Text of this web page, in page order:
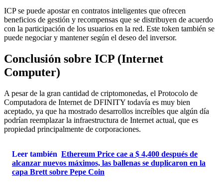
ICP se puede apostar en contratos inteligentes que ofrecen
beneficios de gestión y recompensas que se distribuyen de acuerdo
con la participación de los usuarios en la red. Este token también se
puede negociar y mantener según el deseo del inversor.
Conclusión sobre ICP (Internet
Computer)
A pesar de la gran cantidad de criptomonedas, el Protocolo de
Computadora de Internet de DFINITY todavía es muy bien
aceptado, ya que ha mostrado desarrollos increíbles que algún día
podrían reemplazar la infraestructura de Internet actual, que es
propiedad principalmente de corporaciones.
Leer también Ethereum Price cae a $ 4,400 después de
alcanzar nuevos máximos, las ballenas se duplicaron en la
capa Brett sobre Pepe Coin